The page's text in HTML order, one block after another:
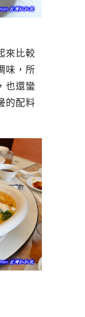
來比較
味，所
也還蠻
的配料